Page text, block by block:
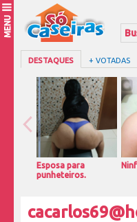
MENU
DESTAQUES + VOTADAS
Esposa para
punheteiros.